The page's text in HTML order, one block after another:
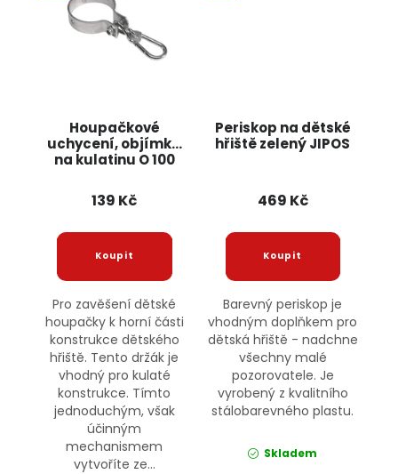
Houpačkové
uchycení, objímka
na kulatinu O 100
139 Kč
Pro zavěšení dětské
houpačky k horní části
konstrukce dětského
hřiště. Tento držák je
vhodný pro kulaté
konstrukce. Tímto
jednoduchým, však
účinným
mechanismem
vytvoříte ze...
Periskop na dětské
hřiště zelený JIPOS
469 Kč
Barevný periskop je
vhodným doplňkem pro
dětská hřiště - nadchne
všechny malé
pozorovatele. Je
vyrobený z kvalitního
stálobarevného plastu.
Skladem